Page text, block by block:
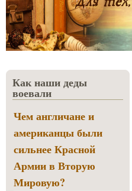
Как наши деды
воевали
Чем англичане и
американцы были
сильнее Красной
Армии в Вторую
Мировую?